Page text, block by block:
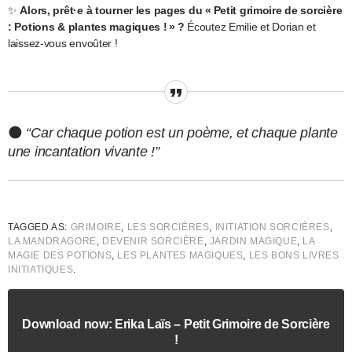
✨Alors, prêt·e à tourner les pages du « Petit grimoire de sorcière
: Potions & plantes magiques ! » ? Écoutez Emilie et Dorian et
laissez-vous envoûter !
🌑 “Car chaque potion est un poème, et chaque plante
une incantation vivante !”
TAGGED AS: GRIMOIRE, LES SORCIÈRES, INITIATION SORCIÈRES,
LA MANDRAGORE, DEVENIR SORCIÈRE, JARDIN MAGIQUE, LA
MAGIE DES POTIONS, LES PLANTES MAGIQUES, LES BONS LIVRES
INITIATIQUES.
Download now: Erika Laïs – Petit Grimoire de Sorcière
!